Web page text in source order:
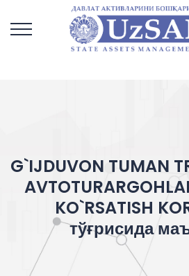
G`IJDUVON TUMAN
KO`RSATISH
тўғрисида